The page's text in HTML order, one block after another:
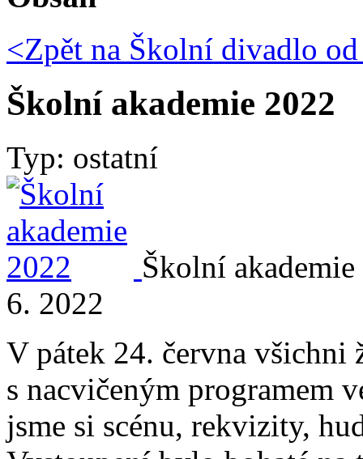
<Zpět na Školní divadlo
Školní akademie 2022
Typ: ostatní
Školní
6. 2022
V pátek 24. června
s nacvičeným programem
jsme si scénu, rekvizity,